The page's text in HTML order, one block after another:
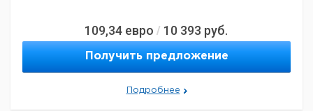
109,34 евро / 10 393 руб.
Получить предложение
Подробнее